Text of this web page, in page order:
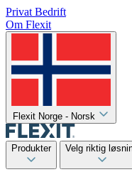
Privat Bedrift
Om Flexit
Flexit Norge - Norsk
Produkter Velg riktig